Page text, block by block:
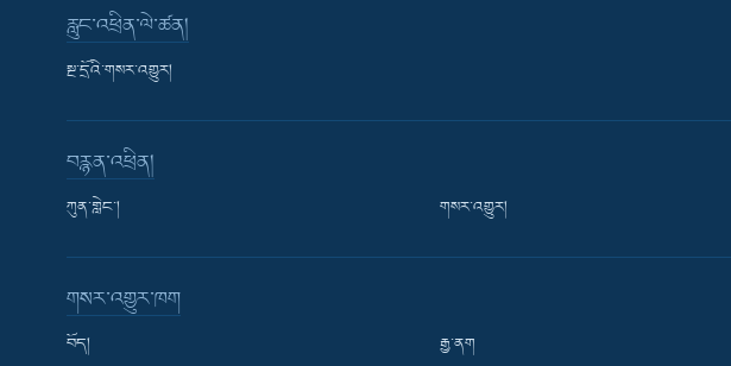
རླུང་འཕྲིན་ལེ་ཚན།
སྔ་དྲོའི་གསར་འགྱུར།
བརྙན་འཕྲིན།
ཀུན་གླེང་། གསར་འགྱུར།
གསར་འགྱུར་ཁག
བོད། རྒྱ་ནག